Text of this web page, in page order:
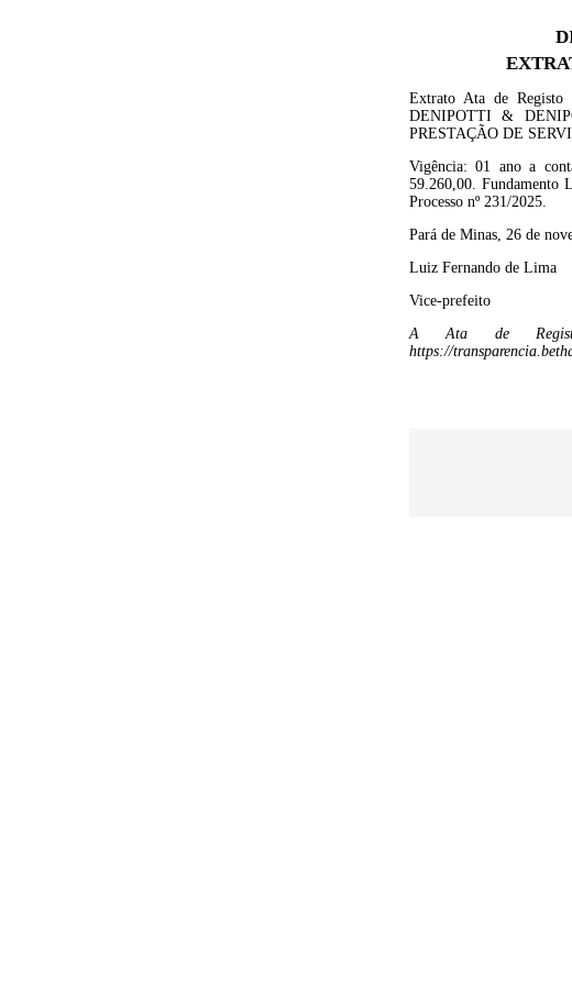
Extrato Ata de Registo
DENIPOTTI &
PRESTAÇÃO DE
Vigência:01 ano a
59.260,00. Fundamento
Processo nº 231/2025.
Pará de Minas, 26 de
Luiz Fernando de Lima
Vice-prefeito
A Ata de
https://